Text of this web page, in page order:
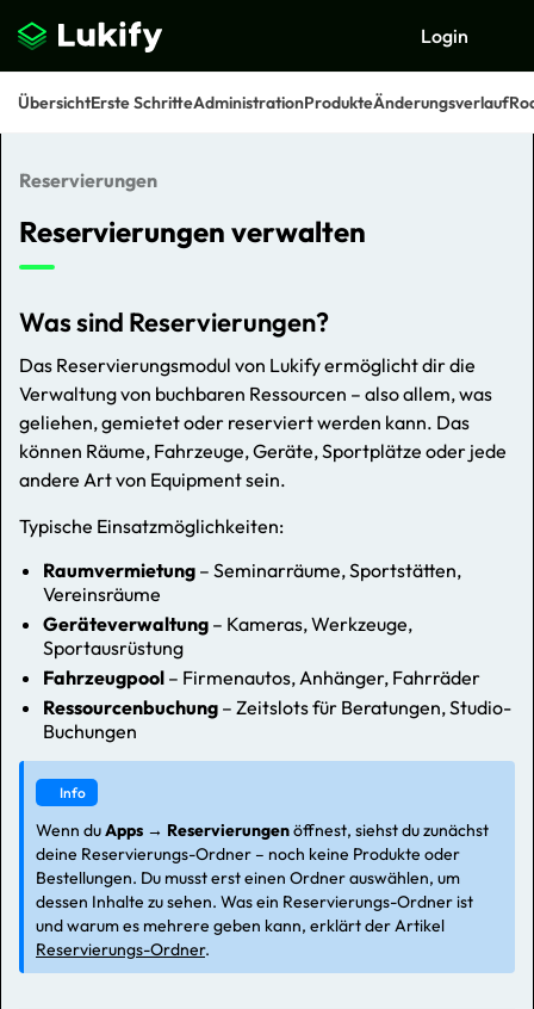
Login
ÜbersichtErste SchritteAdministrationProdukteÄnderungsverlauf
Suchen
Reservierungen
Reservierungen verwalten
Was sind Reservierungen?
Das Reservierungsmodul von Lukify ermöglicht dir die
Verwaltung von buchbaren Ressourcen – also allem, was
geliehen, gemietet oder reserviert werden kann. Das
können Räume, Fahrzeuge, Geräte, Sportplätze oder jede
andere Art von Equipment sein.
Typische Einsatzmöglichkeiten:
Raumvermietung – Seminarräume, Sportstätten,
Vereinsräume
Geräteverwaltung – Kameras, Werkzeuge,
Sportausrüstung
Fahrzeugpool – Firmenautos, Anhänger, Fahrräder
Ressourcenbuchung – Zeitslots für Beratungen, Studio-
Buchungen
Info
Wenn duApps → Reservierungenöffnest, siehst du zunächst
deine Reservierungs-Ordner – noch keine Produkte oder
Bestellungen. Du musst erst einen Ordner auswählen, um
dessen Inhalte zu sehen. Was ein Reservierungs-Ordner ist
und warum es mehrere geben kann, erklärt der Artikel
Reservierungs-Ordner.